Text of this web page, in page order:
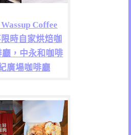
Coffee
時自家烘焙咖
，中永和咖啡
廣場咖啡廳